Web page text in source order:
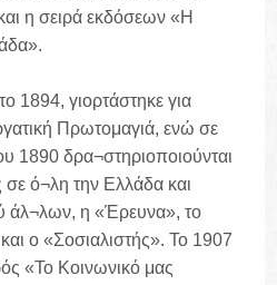
η σειρά εκδόσεων «Η
1894, γιορτάστηκε για
Πρωτομαγιά, ενώ σε
1890 δρα¬στηριοποιούνται
σε ό¬λη την Ελλάδα και
άλ¬λων, η «Έρευνα», το
ο «Σοσιαλιστής». Το 1907
«Το Κοινωνικό μας